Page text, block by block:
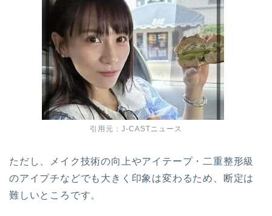
引用元：J-CASTニュース
ただし、メイク技術の向上やアイテープ・二重整形級
のアイプチなどでも大きく印象は変わるため、断定は
難しいところです。